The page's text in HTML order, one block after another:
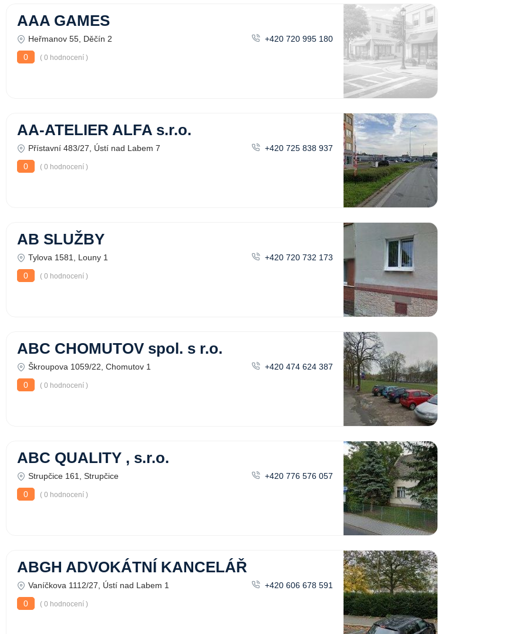
AAA GAMES
Heřmanov 55, Děčín 2
+420 720 995 180
0
( 0 hodnocení )
AA-ATELIER ALFA s.r.o.
Přístavní 483/27, Ústí nad Labem 7
+420 725 838 937
0
( 0 hodnocení )
AB SLUŽBY
Tylova 1581, Louny 1
+420 720 732 173
0
( 0 hodnocení )
ABC CHOMUTOV spol. s r.o.
Škroupova 1059/22, Chomutov 1
+420 474 624 387
0
( 0 hodnocení )
ABC QUALITY , s.r.o.
Strupčice 161, Strupčice
+420 776 576 057
0
( 0 hodnocení )
ABGH ADVOKÁTNÍ KANCELÁŘ
Vaníčkova 1112/27, Ústí nad Labem 1
+420 606 678 591
0
( 0 hodnocení )